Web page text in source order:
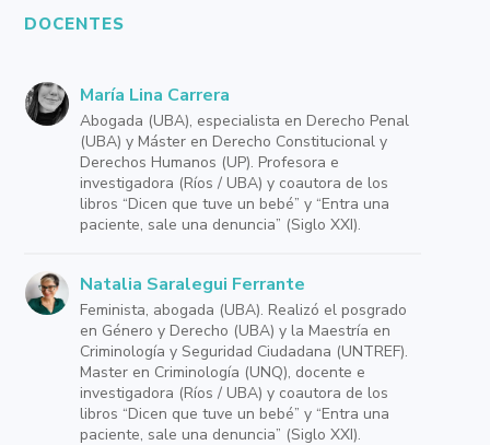
DOCENTES
María Lina Carrera
Abogada (UBA), especialista en Derecho Penal
(UBA) y Máster en Derecho Constitucional y
Derechos Humanos (UP). Profesora e
investigadora (Ríos / UBA) y coautora de los
libros “Dicen que tuve un bebé” y “Entra una
paciente, sale una denuncia” (Siglo XXI).
Natalia Saralegui Ferrante
Feminista, abogada (UBA). Realizó el posgrado
en Género y Derecho (UBA) y la Maestría en
Criminología y Seguridad Ciudadana (UNTREF).
Master en Criminología (UNQ), docente e
investigadora (Ríos / UBA) y coautora de los
libros “Dicen que tuve un bebé” y “Entra una
paciente, sale una denuncia” (Siglo XXI).